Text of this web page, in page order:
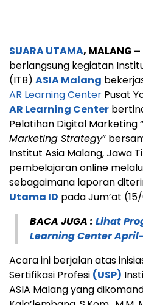
SUARA UTAMA, MALANG –
berlangsung kegiatan
(ITB) ASIA Malang
AR Learning Center Pusat
AR Learning Center
Pelatihan Digital Marketing “
Marketing Strategy”
Institut Asia Malang, Jawa
pembelajaran online
sebagaimana laporan
Utama ID pada Jum’at
BACA JUGA : Lihat
Learning Center
Acara ini berjalan atas
Sertifikasi Profesi (USP)
ASIA Malang yang